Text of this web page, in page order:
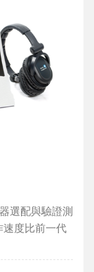
選配與驗證測
速度比前一代